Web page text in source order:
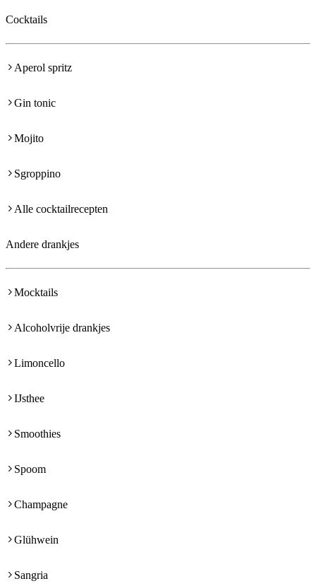
Cocktails
Aperol spritz
Gin tonic
Mojito
Sgroppino
Alle cocktailrecepten
Andere drankjes
Mocktails
Alcoholvrije drankjes
Limoncello
IJsthee
Smoothies
Spoom
Champagne
Glühwein
Sangria